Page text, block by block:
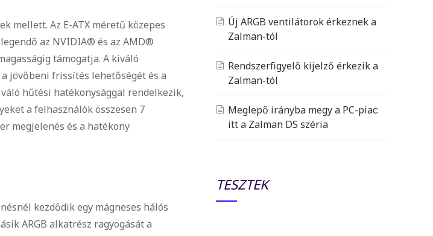
mellett. Az E-ATX méretű közepes
az NVIDIA® és az AMD®
támogatja. A kiváló
a jövőbeni frissítés lehetőségét és a
hűtési hatékonysággal rendelkezik,
a felhasználók összesen 7
megjelenés és a hatékony
kezdődik egy mágneses hálós
ARGB alkatrész ragyogását a
Új ARGB ventilátorok érkeznek a
Zalman-tól
Rendszerfigyelő kijelző érkezik a
Zalman-tól
Meglepő irányba megy a PC-piac:
itt a Zalman DS széria
TESZTEK